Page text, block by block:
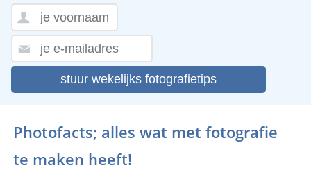
stuur wekelijks fotografietips
Photofacts; alles wat met fotografie
te maken heeft!